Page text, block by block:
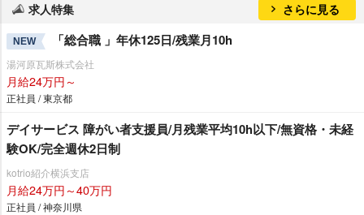
求人特集 さらに見る
NEW 「総合職 」年休125日/残業月10h
湯河原瓦斯株式会社
月給24万円～
正社員 / 東京都
デイサービス 障がい者支援員/月残業平均10h以下/無資格・未経
験OK/完全週休2日制
kotrio紹介横浜支店
月給24万円～40万円
正社員 / 神奈川県